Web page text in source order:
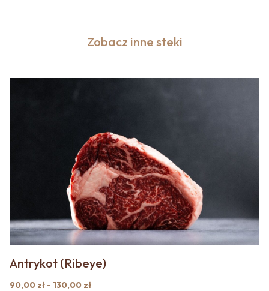
Zobacz inne steki
Antrykot (Ribeye)
90,00 zł - 130,00 zł